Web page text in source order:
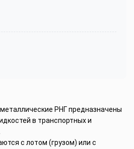
РНГ предназначены
в транспортных и
с лотом (грузом) или с